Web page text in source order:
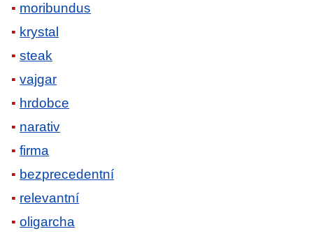
moribundus
krystal
steak
vajgar
hrdobce
narativ
firma
bezprecedentní
relevantní
oligarcha